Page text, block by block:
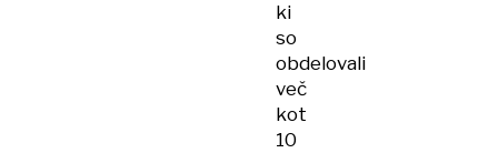
ki
so
obdelovali
več
kot
10